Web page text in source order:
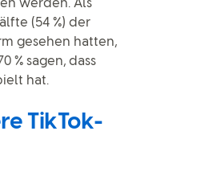
werden. Als
(54 %) der
gesehen hatten,
% sagen, dass
hat.
TikTok-